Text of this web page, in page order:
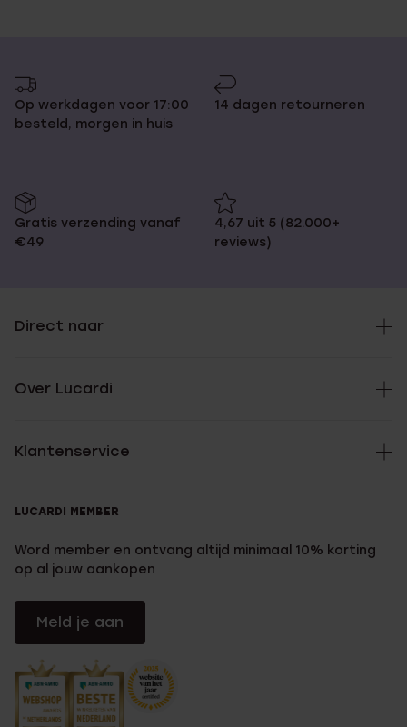
Op werkdagen voor 17:00
besteld, morgen in huis
14 dagen retourneren
Gratis verzending vanaf
€49
4,67 uit 5 (82.000+
reviews)
Direct naar
Over Lucardi
Klantenservice
LUCARDI MEMBER
Word member en ontvang altijd minimaal 10% korting
op al jouw aankopen
Meld je aan